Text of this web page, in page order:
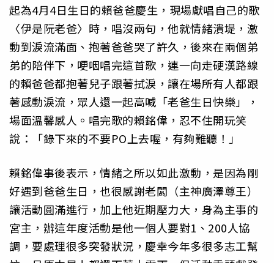
起為4月4日生日的賴爸爸慶生，現場獻唱自己的歌
〈伊是阮老爸〉時，唱沒兩句，他就情緒潰堤，激
動到淚流滿面、抱著爸爸哭了許久，後來在兩個弟
弟的陪伴下，哽咽唱完這首歌，連一向走硬漢路線
的賴爸爸都抱著兒子跟著拭淚，讓在場所有人都跟
著感動淚流，眾人還一起高喊「老爸生日快樂」，
場面溫馨感人。唱完歌的賴銘偉，忍不住開玩笑
說：「錄下來的不要PO上去喔，有夠難聽！」
賴銘偉事後表示，情緒之所以如此激動，是因為剛
好遇到爸爸生日，也很感謝老闆（主神廣澤尊王）
讓活動圓滿進行，加上他近期壓力大，身為主事的
宮主，辦這年度活動是他一個人要對1、200人協
調，要處理很多突發狀況，慶幸今年多很多志工幫